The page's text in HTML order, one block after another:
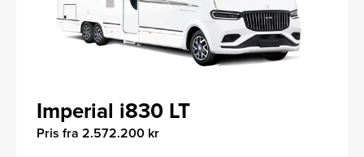
Imperial i830 LT
Pris fra 2.572.200 kr